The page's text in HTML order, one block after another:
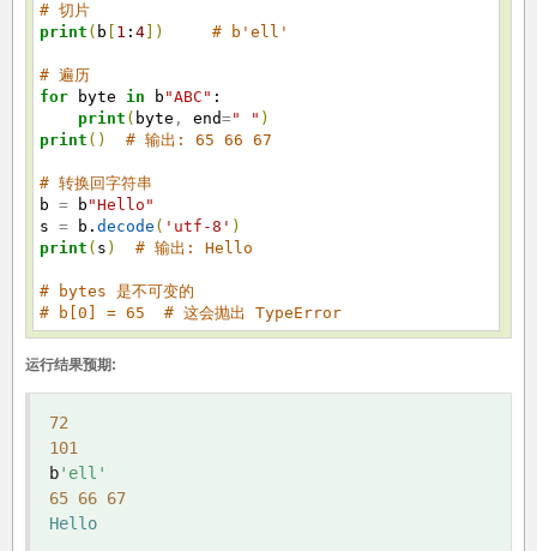
# 切片
print ( b 1 : 4 ) # b'ell'
# 遍历
for byte in b "ABC" :
print ( byte , end=" " )
print ( ) # 输出: 65 66 67
# 转换回字符串
b = b "Hello"
s = b. decode ( 'utf-8' )
print ( s ) # 输出: Hello
# bytes 是不可变的
# b[0] = 65 # 这会抛出 TypeError
运行结果预期:
72
101
b'ell'
65 66 67
Hello